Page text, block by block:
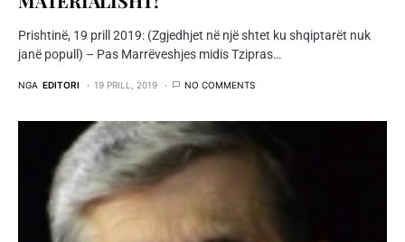
Prishtinë, 19 prill 2019: (Zgjedhjet në një shtet ku shqiptarët nuk
janë popull) – Pas Marrëveshjes midis Tzipras…
NGA EDITORI 19 PRILL, 2019 NO COMMENTS